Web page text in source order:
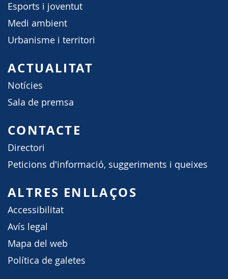
Esports i joventut
Medi ambient
Urbanisme i territori
ACTUALITAT
Notícies
Sala de premsa
CONTACTE
Directori
Peticions d'informació, suggeriments i queixes
ALTRES ENLLAÇOS
Accessibilitat
Avís legal
Mapa del web
Política de galetes